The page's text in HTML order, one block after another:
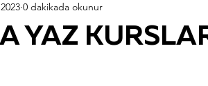
YAZ
0 dakikada okunur